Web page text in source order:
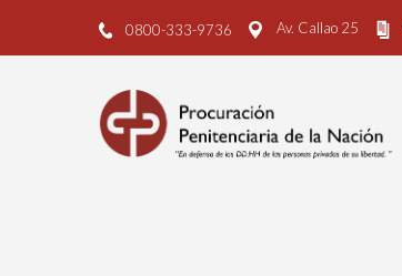
0800-333-9736 Av. Callao 25